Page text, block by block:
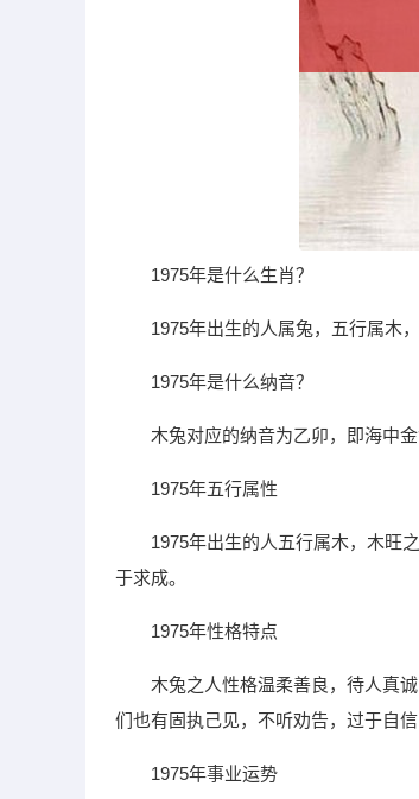
1975年是什么生肖？
1975年出生的人属兔，五行属木，
1975年是什么纳音？
木兔对应的纳音为乙卯，即海中金
1975年五行属性
1975年出生的人五行属木，木旺
于求成。
1975年性格特点
木兔之人性格温柔善良，待人真
们也有固执己见，不听劝告，过于自信
1975年事业运势